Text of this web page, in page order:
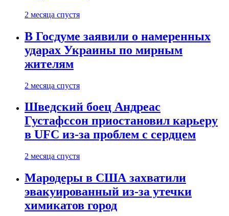
2 месяца спустя
В Госдуме заявили о намеренных
ударах Украины по мирным
жителям
2 месяца спустя
Шведский боец Андреас
Густафссон приостановил карьеру
в UFC из-за проблем с сердцем
2 месяца спустя
Мародеры в США захватили
эвакуированный из-за утечки
химикатов город